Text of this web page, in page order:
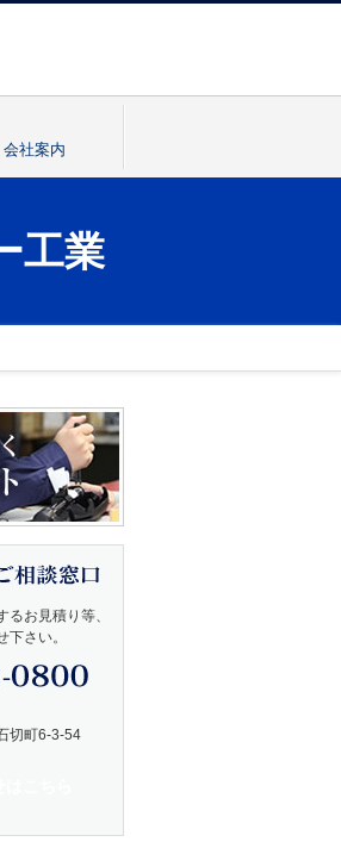
会社案内
工業
るお見積り等、
下さい。
切町6-3-54